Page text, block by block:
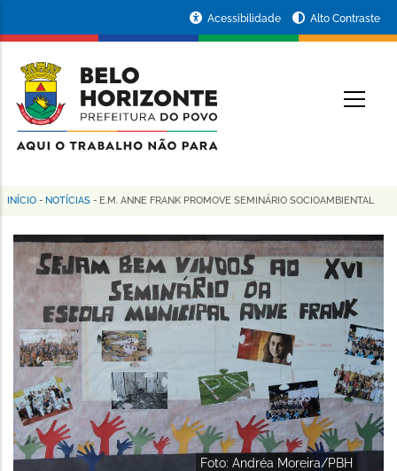
conteúdo
principal
da
Prefeitura
de
Horizonte
Acessibilidade Alto Contraste
Trilha
de
navegação
INÍCIO - NOTÍCIAS - E.M. ANNE FRANK PROMOVE SEMINÁRIO SOCIOAMBIENTAL
Foto: Andréa Moreira/PBH